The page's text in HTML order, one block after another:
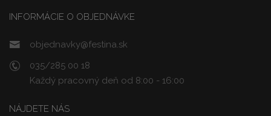
INFORMÁCIE O OBJEDNÁVKE
objednavky@festina.sk
035/285 00 18
Každý pracovný deň od 8:00 - 16:00
NÁJDETE NÁS